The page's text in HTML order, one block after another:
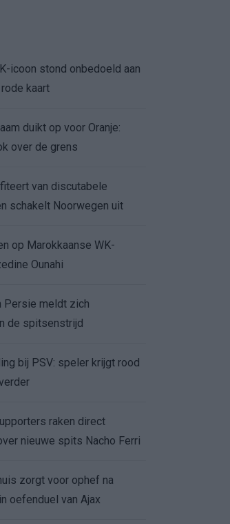
icoon stond onbedoeld aan
kaart
duikt op voor Oranje:
over de grens
van discutabele
schakelt Noorwegen uit
op Marokkaanse WK-
Ounahi
Persie meldt zich
de spitsenstrijd
bij PSV: speler krijgt rood
raken direct
nieuwe spits Nacho Ferri
zorgt voor ophef na
oefenduel van Ajax